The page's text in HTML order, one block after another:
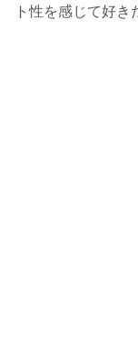
ト性を感じて好き